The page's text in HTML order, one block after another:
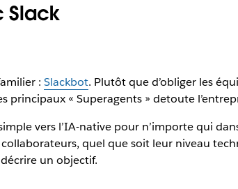
Slack
: Slackbot. Plutôt que d’obliger les
principaux « Superagents » detoute
vers l’IA-native pour n’importe qui
quel que soit leur niveau
un objectif.